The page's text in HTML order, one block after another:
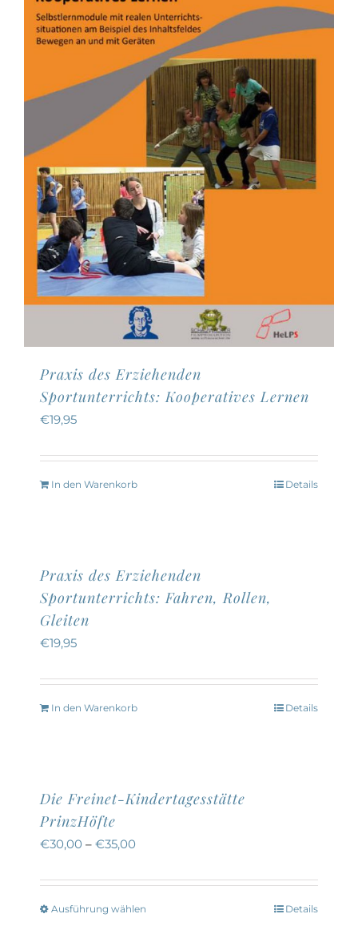
Praxis des Erziehenden
Sportunterrichts: Kooperatives Lernen
€19,95
In den Warenkorb Details
Praxis des Erziehenden
Sportunterrichts: Fahren, Rollen,
Gleiten
€19,95
In den Warenkorb Details
Die Freinet-Kindertagesstätte
PrinzHöfte
€30,00 – €35,00
Ausführung wählen Details